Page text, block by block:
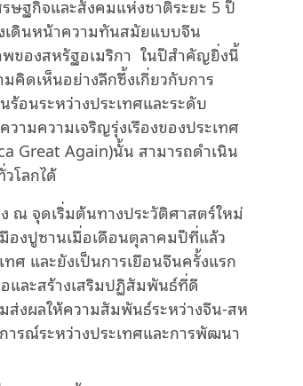
ฐกิจและสังคมแห่งชาติระยะ 5 ปี
ดินหน้าความทันสมัยแบบจีน
ของสหรัฐอเมริกา ในปีสำคัญยิ่งนี้
คิดเห็นอย่างลึกซึ้งเกี่ยวกับการ
อนระหว่างประเทศและระดับ
มความเจริญรุ่งเรืองของประเทศ
Great Again)นั้น สามารถดำเนิน
โลกได้
ณ จุดเริ่มต้นทางประวัติศาสตร์ใหม่
งปูซานเมื่อเดือนตุลาคมปีที่แล้ว
ศ และยังเป็นการเยือนจีนครั้งแรก
และสร้างเสริมปฏิสัมพันธ์ที่ดี
ส่งผลให้ความสัมพันธ์ระหว่างจีน-สห
รณ์ระหว่างประเทศและการพัฒนา